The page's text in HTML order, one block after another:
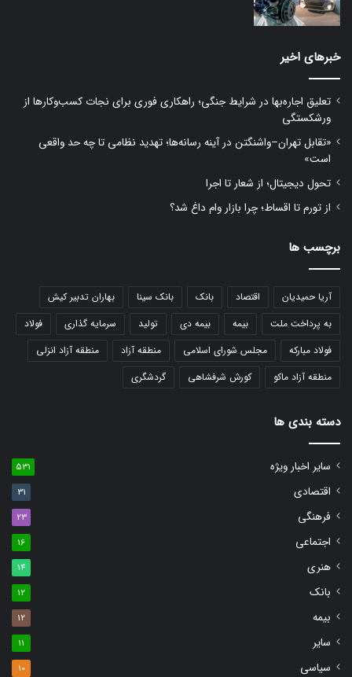
خبرهای اخیر
تعلیق اجاره‌بها در شرایط جنگی؛ راهکاری فوری برای نجات کسب‌وکارها از
ورشکستگی
«تقابل تهران–واشنگتن در آینه رسانه‌ها؛ تهدید نظامی تا چه حد واقعی
است»
تحول دیجیتال؛ از شعار تا اجرا
از تورم تا اقساط؛ چرا بازار وام داغ شد؟
برچسب ها
آریا حمیدیان اقتصاد بانک بانک سینا
بهاران تدبیر کیش
به پرداخت ملت
بیمه بیمه دی تولید سرمایه گذاری
فولاد
فولاد مبارکه
مجلس شورای اسلامی منطقه آزاد
منطقه آزاد انزلی
منطقه آزاد ماکو
کورش شرفشاهی گردشگری
دسته بندی ها
سایر اخبار ویژه 531
اقتصادی 31
فرهنگی 23
اجتماعی 16
هنری 14
بانک 12
بیمه 12
سایر 11
سیاسی 10